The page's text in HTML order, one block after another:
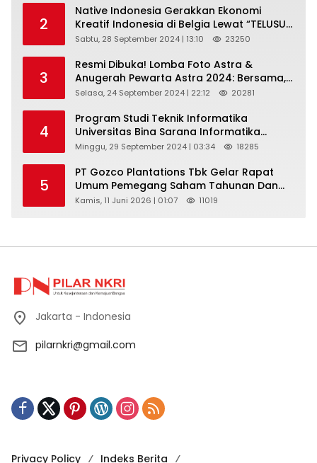
2
Native Indonesia Gerakkan Ekonomi
Kreatif Indonesia di Belgia Lewat “TELUSUR
Kain Indonesia”
Sabtu, 28 September 2024 | 13:10 23250
3
Resmi Dibuka! Lomba Foto Astra &
Anugerah Pewarta Astra 2024: Bersama,
Berkarya, Berkelanjutan
Selasa, 24 September 2024 | 22:12 20281
4
Program Studi Teknik Informatika
Universitas Bina Sarana Informatika
Selenggarakan Pelatihan Pemanfaatan
Pemasaran Pada Forum UMKM
Bojongbaru Kecamatan Bojong Gede
Minggu, 29 September 2024 | 03:34 18285
5
PT Gozco Plantations Tbk Gelar Rapat
Umum Pemegang Saham Tahunan Dan
Paparan Publik 2026 Di Jakarta
Kamis, 11 Juni 2026 | 01:07 11019
Jakarta - Indonesia
pilarnkri@gmail.com
Privacy Policy Indeks Berita